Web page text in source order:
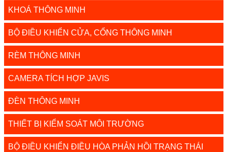
KHOÁ THÔNG MINH
BỘ ĐIỀU KHIỂN CỬA, CỔNG THÔNG MINH
RÈM THÔNG MINH
CAMERA TÍCH HỢP JAVIS
ĐÈN THÔNG MINH
THIẾT BỊ KIỂM SOÁT MÔI TRƯỜNG
BỘ ĐIỀU KHIỂN ĐIỀU HÒA PHẢN HỒI TRẠNG THÁI